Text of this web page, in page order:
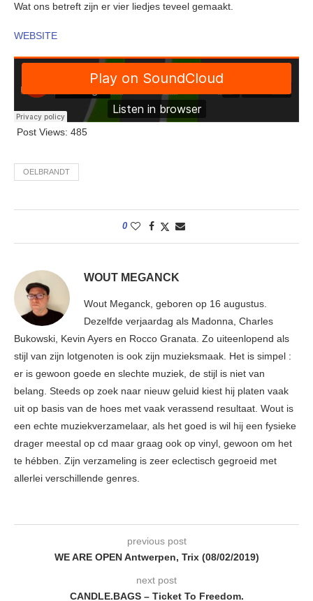
Wat ons betreft zijn er vier liedjes teveel gemaakt.
WEBSITE
Post Views: 485
OELBRANDT
0
WOUT MEGANCK
Wout Meganck, geboren op 16 augustus.
Dezelfde verjaardag als Madonna, Charles
Bukowski, Kevin Ayers en Rocco Granata. Zo uiteenlopend als
stijl van zijn lotgenoten is ook zijn muzieksmaak. Het is simpel :
er is gewoon goede en slechte muziek, de stijl is niet van
belang. Steeds op zoek naar nieuw geluid kiest hij platen vaak
uit op basis van de hoes met vaak verassend resultaat. Wout is
een echte muziekverzamelaar, als het goed is wil hij een fysieke
drager meestal op cd maar graag ook op vinyl, gewoon om het
te hébben. Zijn verzameling is zeer eclectisch gegroeid met
allerlei verschillende genres.
previous post
WE ARE OPEN Antwerpen, Trix (08/02/2019)
next post
CANDLE.BAGS – Ticket To Freedom.